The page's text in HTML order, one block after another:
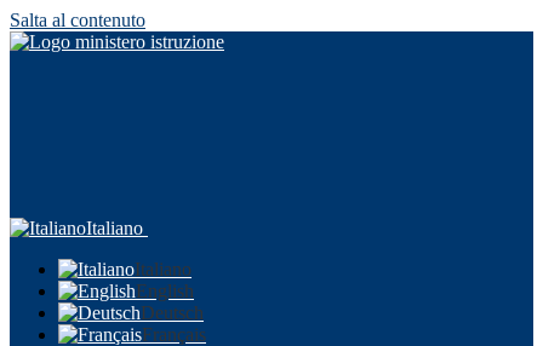
Salta al contenuto
Italiano
Italiano
English
Deutsch
Français